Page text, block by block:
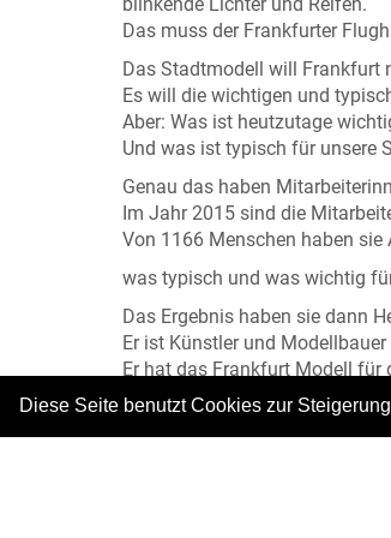
Diese Seite benutzt Cookies zur
Das muss der Frankfurter
Das Stadtmodell will Frankfurt
Es will die wichtigen und
Aber: Was ist heutzutage
Und was ist typisch für unsere
Genau das haben
Im Jahr 2015 sind die
Von 1166 Menschen haben sie
was typisch und was wichtig
Das Ergebnis haben sie dann
Er ist Künstler und
Er hat das Frankfurt Modell für
Genauer gesagt: Er hat alleine
Aber dann hat er sich